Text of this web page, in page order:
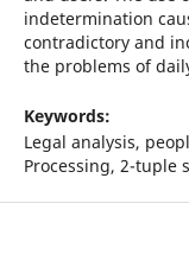
indetermination
contradictory and
the problems of
Keywords:
Legal analysis,
Processing, 2-tuple